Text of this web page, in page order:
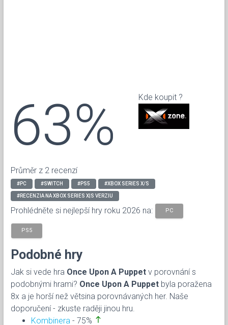
63%
Průměr z 2 recenzí
Kde koupit ?
#PC #SWITCH #PS5 #XBOX SERIES X/S
#RECENZIA NA XBOX SERIES X|S VERZIU
Prohlédněte si nejlepší hry roku 2026 na: PC
PS5
Podobné hry
Jak si vede hra Once Upon A Puppet v porovnání s
podobnými hrami? Once Upon A Puppet byla poražena
8x a je horší než větsina porovnávaných her. Naše
doporučení - zkuste raději jinou hru.
Kombinera - 75% north